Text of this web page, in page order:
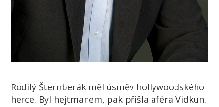
Rodilý Šternberák měl úsměv hollywoodského
herce. Byl hejtmanem, pak přišla aféra Vidkun.